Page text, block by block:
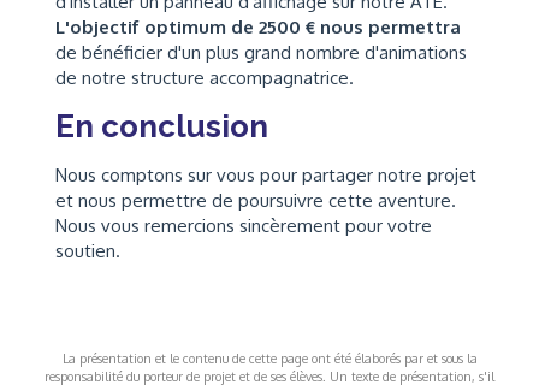
L'objectif optimum de 2500 € nous permettra
de bénéficier d'un plus grand nombre d'animations
de notre structure accompagnatrice.
En conclusion
Nous comptons sur vous pour partager notre projet
et nous permettre de poursuivre cette aventure.
Nous vous remercions sincèrement pour votre
soutien.
La présentation et le contenu de cette page ont été élaborés par et sous la
responsabilité du porteur de projet et de ses élèves. Un texte de présentation, s'il